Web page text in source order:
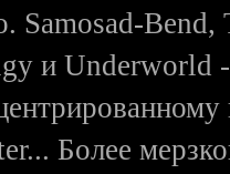
Samosad-
и Underworld
Более